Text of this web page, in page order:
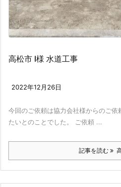
高松市 I様 水道工事
2022年12月26日
今回のご依頼は協力会社様からのご依
たいとのことでした。 ご依頼 ...
記事を読む